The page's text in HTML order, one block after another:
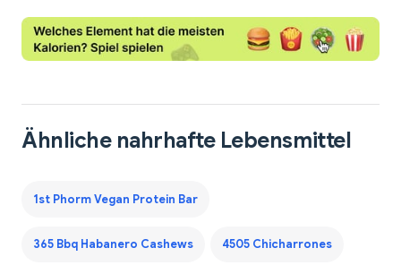
Ähnliche nahrhafte Lebensmittel
1st Phorm Vegan Protein Bar
365 Bbq Habanero Cashews 4505 Chicharrones